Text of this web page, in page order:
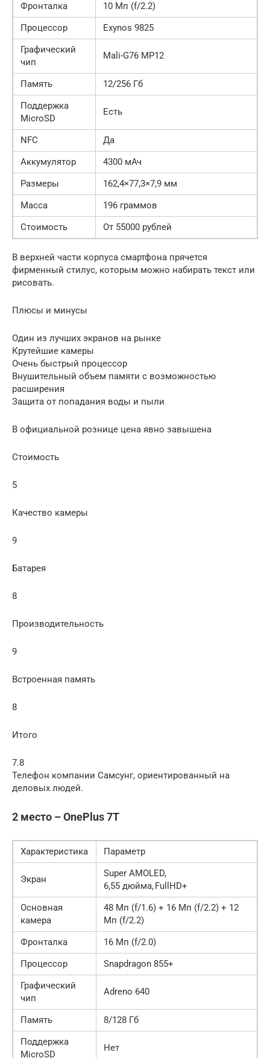
Фронталка
10 Мп (f/2.2)
Процессор
Exynos 9825
Графический
чип
Mali-G76 MP12
Память
12/256 Гб
Поддержка
MicroSD
Есть
NFC
Да
Аккумулятор
4300 мАч
Размеры
162,4×77,3×7,9 мм
Масса
196 граммов
Стоимость
От 55000 рублей
В верхней части корпуса смартфона прячется
фирменный стилус, которым можно набирать текст или
рисовать.
Плюсы и минусы
Один из лучших экранов на рынке
Крутейшие камеры
Очень быстрый процессор
Внушительный объем памяти с возможностью
расширения
Защита от попадания воды и пыли
В официальной рознице цена явно завышена
Стоимость
5
Качество камеры
9
Батарея
8
Производительность
9
Встроенная память
8
Итого
7.8
Телефон компании Самсунг, ориентированный на
деловых людей.
2 место – OnePlus 7T
Характеристика Параметр
Экран
Super AMOLED,
6,55 дюйма, FullHD+
Основная
камера
48 Мп (f/1.6) + 16 Мп (f/2.2) + 12
Мп (f/2.2)
Фронталка
16 Мп (f/2.0)
Процессор
Snapdragon 855+
Графический
чип
Adreno 640
Память
8/128 Гб
Поддержка
MicroSD
Нет